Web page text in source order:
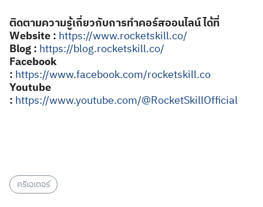
ติดตามความรู้เกี่ยวกับการทำคอร์สออนไลน์ ได้ที่
Website : https://www.rocketskill.co/
Blog : https://blog.rocketskill.co/
Facebook
: https://www.facebook.com/rocketskill.co
Youtube
: https://www.youtube.com/@RocketSkillOfficial
ครีเอเตอร์